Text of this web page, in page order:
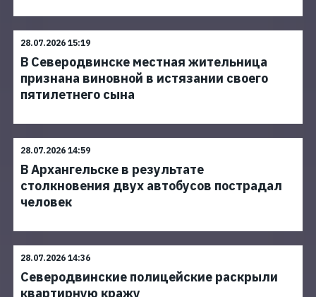
28.07.2026 15:19
В Северодвинске местная жительница
признана виновной в истязании своего
пятилетнего сына
28.07.2026 14:59
В Архангельске в результате
столкновения двух автобусов пострадал
человек
28.07.2026 14:36
Северодвинские полицейские раскрыли
квартирную кражу